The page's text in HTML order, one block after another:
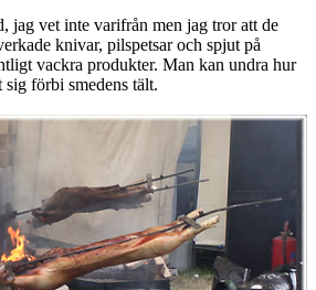
jag vet inte varifrån men jag tror att de
knivar, pilspetsar och spjut på
vackra produkter. Man kan undra hur
sig förbi smedens tält.